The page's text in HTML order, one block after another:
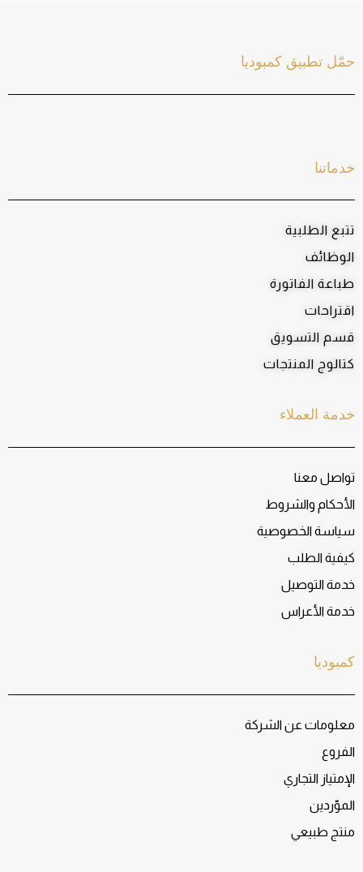
كمبوديا
معلومات عن الشركة
الفروع
الإمتياز التجاري
الموّردين
منتج طبيعي
خدمة العملاء
تواصل معنا
الأحكام والشروط
سياسة الخصوصية
كيفية الطلب
خدمة التوصيل
خدمة الأعراس
خدماتنا
تتبع الطلبية
الوظائف
طباعة الفاتورة
اقتراحات
قسم التسويق
كتالوج المنتجات
حمّل تطبيق كمبوديا